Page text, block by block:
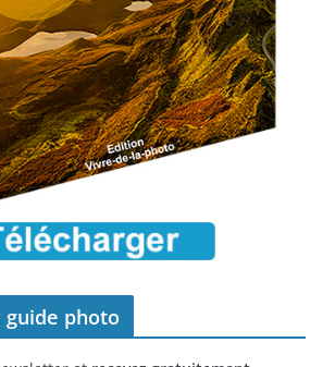
guide photo